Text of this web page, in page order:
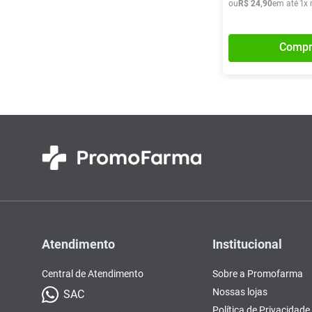
ou R$ 24,90em até 1x
Atendimento
Central de Atendimento
SAC
Institucional
Sobre a Promofarma
Nossas lojas